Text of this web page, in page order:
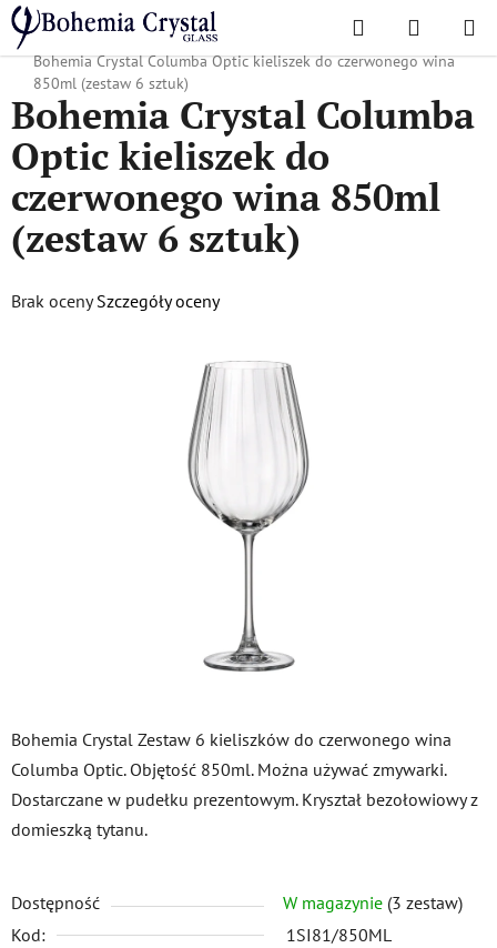
Przejść
do
treści
Szukaj KOSZYK
Home
/ Popularne kolekcje / Oferta świąteczna Towary świąteczne
/
Bohemia Crystal Columba Optic kieliszek do czerwonego wina
850ml (zestaw 6 sztuk)
Bohemia Crystal Zestaw 6 kieliszków do czerwonego wina
Columba Optic. Objętość 850ml. Można używać zmywarki.
Dostarczane w pudełku prezentowym. Kryształ bezołowiowy z
domieszką tytanu.
Dostępność W magazynie (3 zestaw)
Kod:
1SI81/850ML
Bohemia Crystal Columba
Optic kieliszek do
czerwonego wina 850ml
(zestaw 6 sztuk)
Średnia
Brak oceny Szczegóły oceny